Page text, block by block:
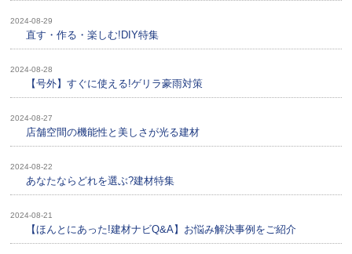
2024-08-29
直す・作る・楽しむ!DIY特集
2024-08-28
【号外】すぐに使える!ゲリラ豪雨対策
2024-08-27
店舗空間の機能性と美しさが光る建材
2024-08-22
あなたならどれを選ぶ?建材特集
2024-08-21
【ほんとにあった!建材ナビQ&A】お悩み解決事例をご紹介